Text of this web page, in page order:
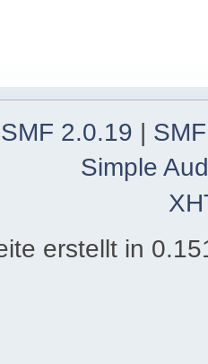
SMF 2.0.19 |
Simple
erstellt in